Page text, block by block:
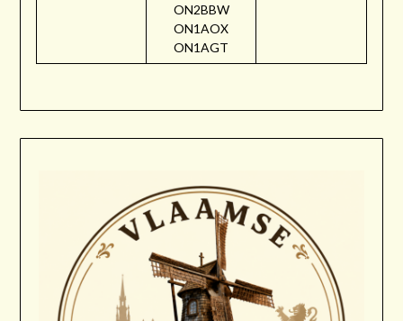
ON2BBW
ON1AOX
ON1AGT